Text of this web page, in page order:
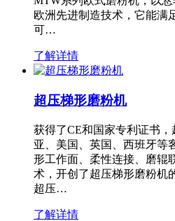
欧洲先进制造技术，它能满
可…
了解详情
超压梯形磨粉机
获得了CE和国家专利证书
亚、美国、英国、西班牙等
形工作面、柔性连接、磨辊
术，开创了超压梯形磨粉机
超压…
了解详情